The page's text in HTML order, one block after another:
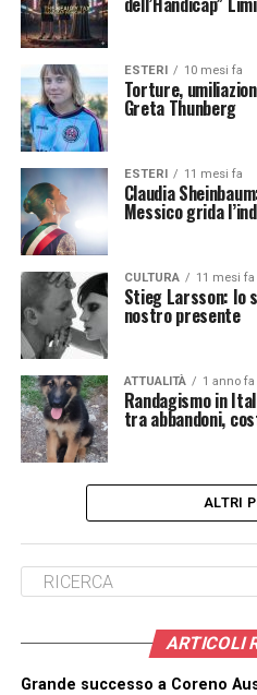
ESTERI 10 mesi fa
Torture,
Greta Thunberg
ESTERI 11 mesi fa
Claudia
Messico grida
CULTURA 11 mesi fa
Stieg Larsson: lo
nostro presente
ATTUALITÀ 1 anno fa
Randagismo in
tra abbandoni,
ALTRI
ARTICOLI
Grande successo a Coreno